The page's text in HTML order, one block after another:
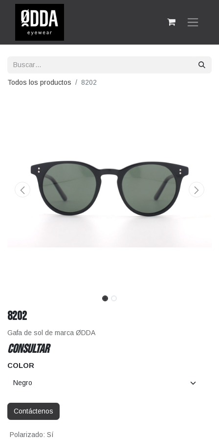
Todos los productos 8202
8202
Gafa de sol de marca ØDDA
CONSULTAR
COLOR
Contáctenos
Polarizado: Sí